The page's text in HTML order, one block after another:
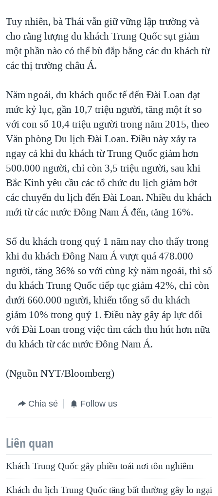
Tuy nhiên, bà Thái vẫn giữ vững lập trường và
cho rằng lượng du khách Trung Quốc sụt giảm
một phần nào có thể bù đắp bằng các du khách từ
các thị trường châu Á.
Năm ngoái, du khách quốc tế đến Đài Loan đạt
mức kỷ lục, gần 10,7 triệu người, tăng một ít so
với con số 10,4 triệu người trong năm 2015, theo
Văn phòng Du lịch Đài Loan. Điều này xảy ra
ngay cả khi du khách từ Trung Quốc giảm hơn
500.000 người, chỉ còn 3,5 triệu người, sau khi
Bắc Kinh yêu cầu các tổ chức du lịch giảm bớt
các chuyến du lịch đến Đài Loan. Nhiều du khách
mới từ các nước Đông Nam Á đến, tăng 16%.
Số du khách trong quý 1 năm nay cho thấy trong
khi du khách Đông Nam Á vượt quá 478.000
người, tăng 36% so với cùng kỳ năm ngoái, thì số
du khách Trung Quốc tiếp tục giảm 42%, chỉ còn
dưới 660.000 người, khiến tổng số du khách
giảm 10% trong quý 1. Điều này gây áp lực đối
với Đài Loan trong việc tìm cách thu hút hơn nữa
du khách từ các nước Đông Nam Á.
(Nguồn NYT/Bloomberg)
Chia sẻ Follow us
Liên quan
Khách Trung Quốc gây phiền toái nơi tôn nghiêm
Khách du lịch Trung Quốc tăng bất thường gây lo ngại